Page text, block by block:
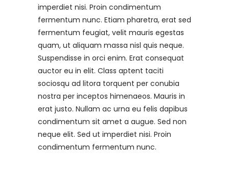
imperdiet nisi. Proin condimentum
fermentum nunc. Etiam pharetra, erat sed
fermentum feugiat, velit mauris egestas
quam, ut aliquam massa nisl quis neque.
Suspendisse in orci enim. Erat consequat
auctor eu in elit. Class aptent taciti
sociosqu ad litora torquent per conubia
nostra per inceptos himenaeos. Mauris in
erat justo. Nullam ac urna eu felis dapibus
condimentum sit amet a augue. Sed non
neque elit. Sed ut imperdiet nisi. Proin
condimentum fermentum nunc.